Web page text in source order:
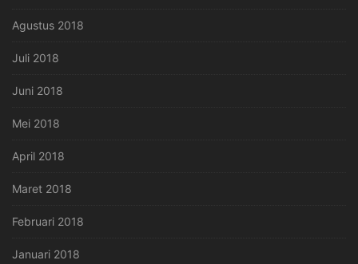
Agustus 2018
Juli 2018
Juni 2018
Mei 2018
April 2018
Maret 2018
Februari 2018
Januari 2018